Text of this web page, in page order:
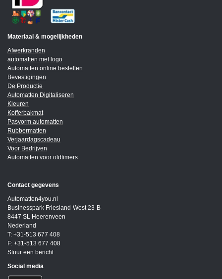
Materiaal & mogelijkheden
Afwerkranden
automatten met logo
Automatten online bestellen
Bevestigingen
De Productie
Automatten Digitaliseren
Kleuren
Kofferbakmat
Pasvorm automatten
Rubbermatten
Verjaardagscadeau
Voor Bedrijven
Automatten voor oldtimers
Contact gegevens
Automatten4you.nl
Businesspark Friesland-West 23-B
8447 SL Heerenveen
Nederland
T: +31-513 677 408
F: +31-513 677 408
Stuur een bericht
Social media